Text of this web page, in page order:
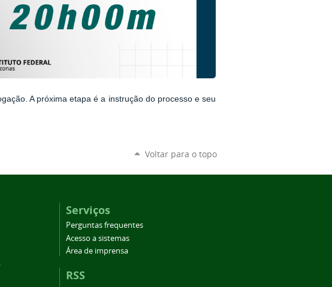
A próxima etapa é a instrução do processo e seu
Voltar para o topo
Serviços
Perguntas frequentes
Acesso a sistemas
Área de imprensa
RSS